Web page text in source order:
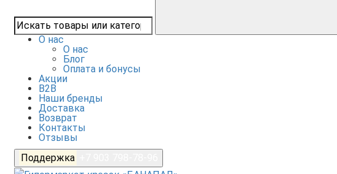
О нас
О нас
Блог
Оплата и бонусы
Акции
B2B
Наши бренды
Доставка
Возврат
Контакты
Отзывы
Поддержка